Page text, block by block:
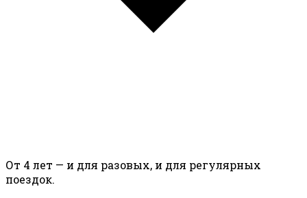
От 4 лет — и для разовых, и для регулярных
поездок.